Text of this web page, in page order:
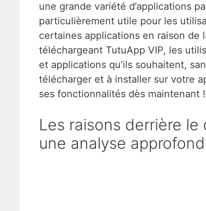
une grande variété d’applications
particulièrement utile pour les
certaines applications en raison de
téléchargeant TutuApp VIP, les
et applications qu’ils souhaitent,
télécharger et à installer sur votre
ses fonctionnalités dès maintenant !
Les raisons derrière
une analyse